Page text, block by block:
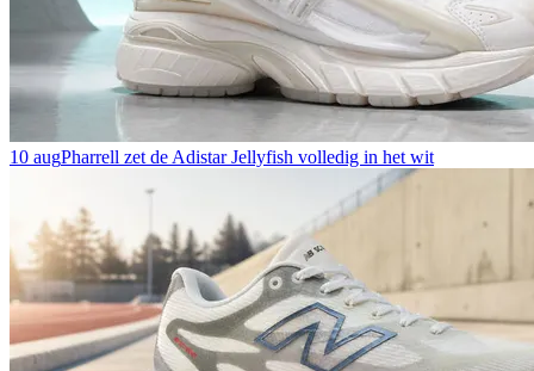
10 augPharrell zet de Adistar Jellyfish volledig in het wit